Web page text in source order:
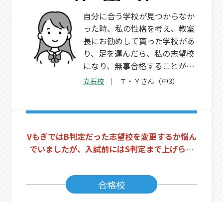
自分に合う学校が見つからなか
った時、私の性格を考え、教室
長にお勧めして貰った学校があ
り、足を運んだら、私の志望校
になり、無事合格することがで
きました！志望校に悩んだとき
立石校 Ｔ・Ｙさん（中3）
VもぎではB判定だった志望校を変更するか悩ん
でいましたが、入試前にはS判定まで上げられ
合格校